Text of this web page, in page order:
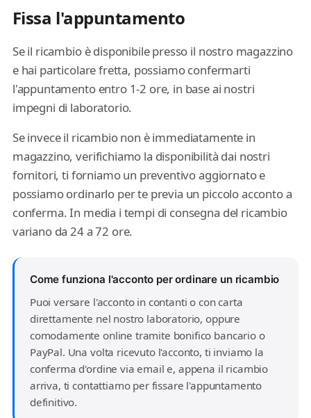
Fissa l'appuntamento
Se il ricambio è disponibile presso il nostro magazzino
e hai particolare fretta, possiamo confermarti
l'appuntamento entro 1-2 ore, in base ai nostri
impegni di laboratorio.
Se invece il ricambio non è immediatamente in
magazzino, verifichiamo la disponibilità dai nostri
fornitori, ti forniamo un preventivo aggiornato e
possiamo ordinarlo per te previa un piccolo acconto a
conferma. In media i tempi di consegna del ricambio
variano da 24 a 72 ore.
Come funziona l'acconto per ordinare un ricambio
Puoi versare l'acconto in contanti o con carta
direttamente nel nostro laboratorio, oppure
comodamente online tramite bonifico bancario o
PayPal. Una volta ricevuto l'acconto, ti inviamo la
conferma d'ordine via email e, appena il ricambio
arriva, ti contattiamo per fissare l'appuntamento
definitivo.